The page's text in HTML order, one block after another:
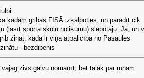
kādam gribās FISĀ izkalpoties, un parādīt cik
(lasīt sporta skolu nolikumu) slēpotāju. Jā, un
zināt, kāda ir viņa atpalicība no Pasaules
- bezdibenis
zivs galvu nomanīt, bet tālak par runām